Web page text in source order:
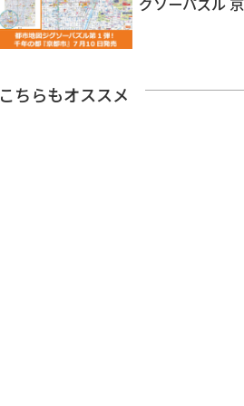
こちらもオススメ